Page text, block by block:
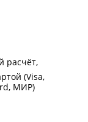
расчёт
(Visa,
МИР)